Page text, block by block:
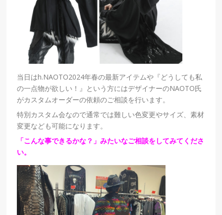
当日はh.NAOTO2024年春の最新アイテムや『どうしても私
の一点物が欲しい！』という方にはデザイナーのNAOTO氏
がカスタムオーダーの依頼のご相談を行います。
特別カスタム会なので通常では難しい色変更やサイズ、素材
変更なども可能になります。
「こんな事できるかな？」みたいなご相談をしてみてくださ
い。